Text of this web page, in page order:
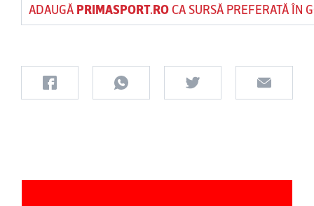
ADAUGĂ PRIMASPORT.ROCA SURSĂ PREFERATĂ ÎN